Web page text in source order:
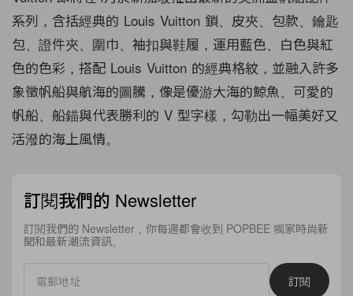
系列，含括經典的 Louis Vuitton 鎖、皮夾、包款、鑰匙
包、證件夾、圍巾、袖扣與鞋履，運用藍色、白色與紅
色的色彩，搭配 Louis Vuitton 的經典格紋，並融入許多
象徵帆船與航海的圖騰，像是優游大海的鯨魚、可愛的
帆船、船錨與代表勝利的 V 型字樣，勾勒出一幅美好又
活潑的海上風情。
訂閱我們的 Newsletter
訂閱我們的 Newsletter，你每週都會收到 POPBEE 獨家時尚新
聞和最新潮流資訊。
訂閱